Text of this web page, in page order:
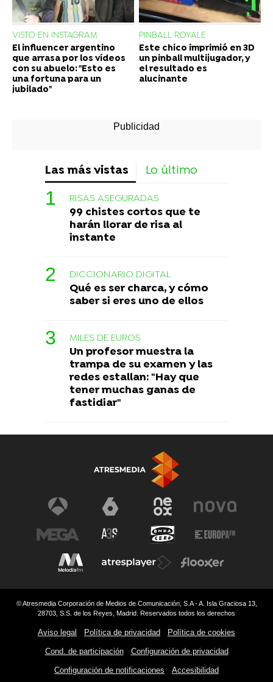
VISTO EN INSTAGRAM
El influencer argentino
que arrasa por los vídeos
con su abuelo: "Esto es
una fortuna para un
jubilado"
PINBALL ROYALE
Este chico imprimió en 3D
un pinball multijugador, y
el resultado es
alucinante
Las más vistas Lo último
RISAS ASEGURADAS
99 chistes cortos que te
harán llorar de risa al
instante
DICCIONARIO DIGITAL
Qué es ser charca, y cómo
saber si eres uno de ellos
MILES DE EUROS
Un profesor muestra la
trampa de su examen y las
redes estallan: "Hay que
tener muchas ganas de
fastidiar"
© Atresmedia Corporación de Medios de Comunicación, S.A - A. Isla Graciosa 13,
28703, S.S. de los Reyes, Madrid. Reservados todos los derechos
Aviso legal Política de privacidad Política de cookies
Cond. de participación Configuración de privacidad
Configuración de notificaciones Accesibilidad